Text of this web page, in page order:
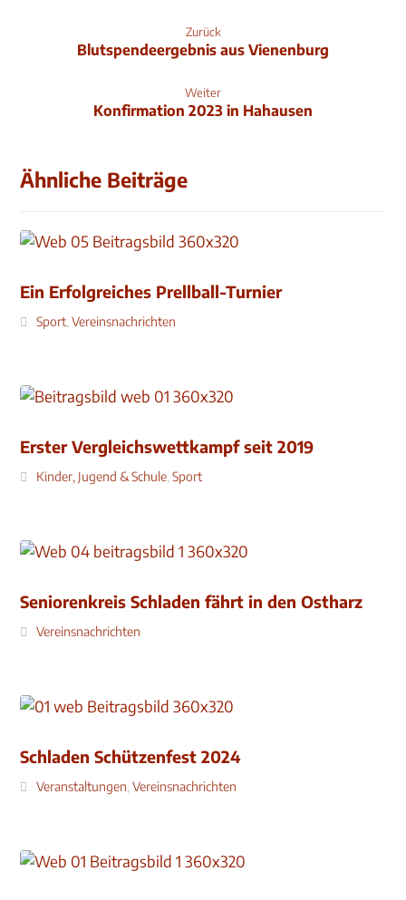
Zurück
Blutspendeergebnis aus Vienenburg
Weiter
Konfirmation 2023 in Hahausen
Ähnliche Beiträge
Ein Erfolgreiches Prellball-Turnier
Sport,Vereinsnachrichten
Erster Vergleichswettkampf seit 2019
Kinder, Jugend & Schule,Sport
Seniorenkreis Schladen fährt in den Ostharz
Vereinsnachrichten
Schladen Schützenfest 2024
Veranstaltungen,Vereinsnachrichten